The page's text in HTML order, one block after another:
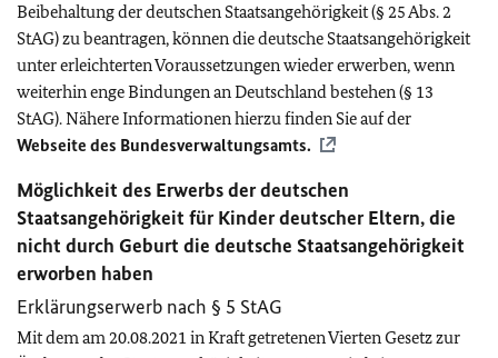
Beibehaltung der deutschen Staatsangehörigkeit (§ 25 Abs. 2
StAG) zu beantragen, können die deutsche Staatsangehörigkeit
unter erleichterten Voraussetzungen wieder erwerben, wenn
weiterhin enge Bindungen an Deutschland bestehen (§ 13
StAG). Nähere Informationen hierzu finden Sie auf der
Webseite des Bundesverwaltungsamts.
Möglichkeit des Erwerbs der deutschen
Staatsangehörigkeit für Kinder deutscher Eltern, die
nicht durch Geburt die deutsche Staatsangehörigkeit
erworben haben
Erklärungserwerb nach § 5 StAG
Mit dem am 20.08.2021 in Kraft getretenen Vierten Gesetz zur